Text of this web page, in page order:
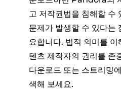
고 저작권법을 침해할 수
문제가 발생할 수 있다는
요합니다. 법적 의미를
텐츠 제작자의 권리를 존
다운로드 또는 스트리밍
색해 보세요.